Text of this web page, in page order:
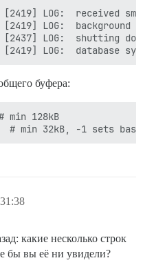
[2419] LOG:  received
[2419] LOG:
[2437] LOG:  shutting
буфера:
min 128kB
какие несколько строк
бы вы её ни увидели?